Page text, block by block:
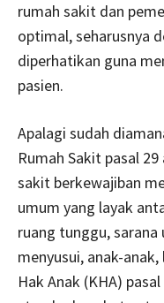
rumah sakit dan
optimal, seharusnya
diperhatikan guna
pasien.
Apalagi sudah
Rumah Sakit pasal
sakit berkewajiban
umum yang layak
ruang tunggu,
menyusui, anak-
Hak Anak (KHA)